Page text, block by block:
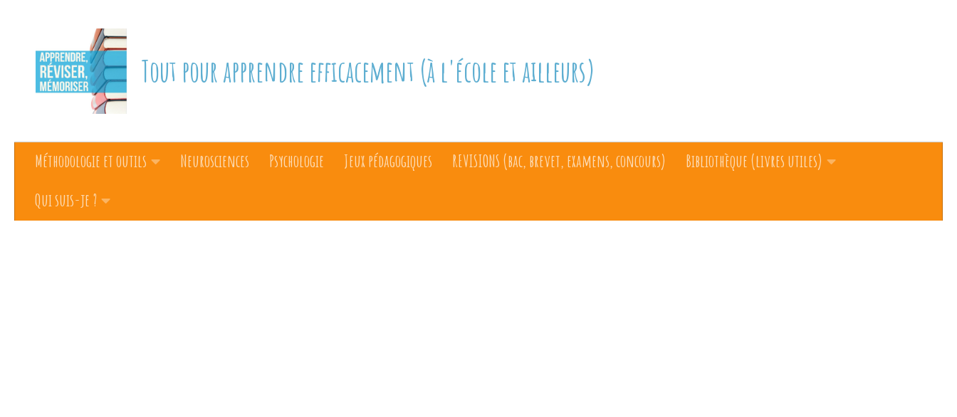
Tout pour apprendre efficacement (à l'école et ailleurs)
Méthodologie et outils Neurosciences Psychologie Jeux pédagogiques REVISIONS (bac, brevet, examens, concours)
Bibliothèque (livres utiles)
Qui suis-je ?